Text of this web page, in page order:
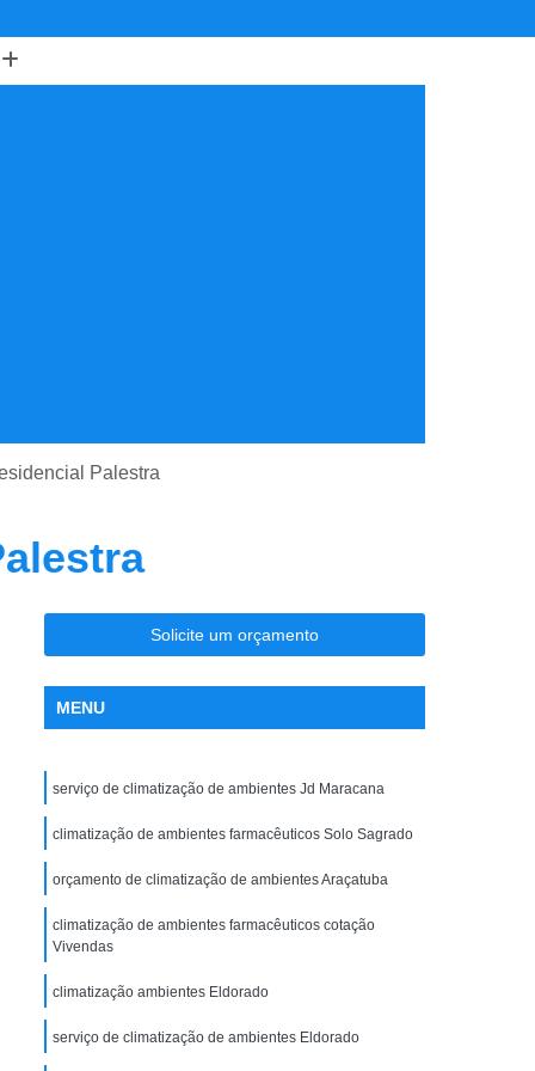
Ar Condicionado
Ar Condicionado
de Ar Condicionado
São José do Rio Preto
Maceno
Robotizada de Dutos de Ar Condicionado
Plano de Manutenção Operação e Controle
e Controle para Ar Condicionado
Pmoc Ar Condicionado
Ar Condicionado São José do Rio Preto
Pmoc de Ar Condicionado
de Manutenção Operação e Controle
Palestra
Solicite um orçamento
MENU
serviço de climatização de ambientes Jd Maracana
climatização de ambientes farmacêuticos Solo Sagrado
orçamento de climatização de ambientes Araçatuba
climatização de ambientes farmacêuticos cotação
Vivendas
climatização ambientes Eldorado
serviço de climatização de ambientes Eldorado